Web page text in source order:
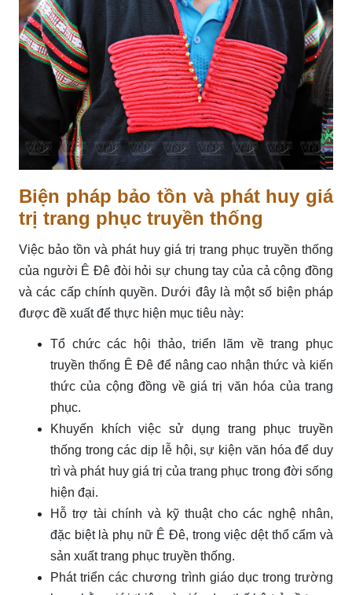
Biện pháp bảo tồn và phát huy giá
trị trang phục truyền thống
Việc bảo tồn và phát huy giá trị trang phục truyền thống
của người Ê Đê đòi hỏi sự chung tay của cả cộng đồng
và các cấp chính quyền. Dưới đây là một số biện pháp
được đề xuất để thực hiện mục tiêu này:
Tổ chức các hội thảo, triển lãm về trang phục
truyền thống Ê Đê để nâng cao nhận thức và kiến
thức của cộng đồng về giá trị văn hóa của trang
phục.
Khuyến khích việc sử dụng trang phục truyền
thống trong các dịp lễ hội, sự kiện văn hóa để duy
trì và phát huy giá trị của trang phục trong đời sống
hiện đại.
Hỗ trợ tài chính và kỹ thuật cho các nghệ nhân,
đặc biệt là phụ nữ Ê Đê, trong việc dệt thổ cẩm và
sản xuất trang phục truyền thống.
Phát triển các chương trình giáo dục trong trường